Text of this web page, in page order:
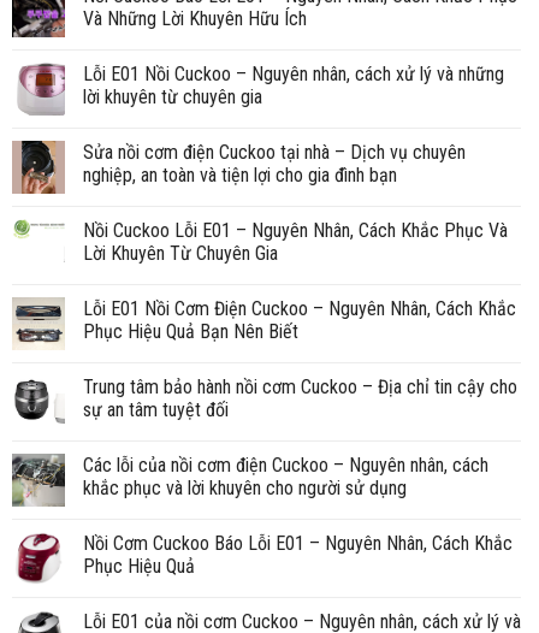
Và Những Lời Khuyên Hữu Ích
Lỗi E01 Nồi Cuckoo – Nguyên nhân, cách xử lý và những
lời khuyên từ chuyên gia
Sửa nồi cơm điện Cuckoo tại nhà – Dịch vụ chuyên
nghiệp, an toàn và tiện lợi cho gia đình bạn
Nồi Cuckoo Lỗi E01 – Nguyên Nhân, Cách Khắc Phục Và
Lời Khuyên Từ Chuyên Gia
Lỗi E01 Nồi Cơm Điện Cuckoo – Nguyên Nhân, Cách Khắc
Phục Hiệu Quả Bạn Nên Biết
Trung tâm bảo hành nồi cơm Cuckoo – Địa chỉ tin cậy cho
sự an tâm tuyệt đối
Các lỗi của nồi cơm điện Cuckoo – Nguyên nhân, cách
khắc phục và lời khuyên cho người sử dụng
Nồi Cơm Cuckoo Báo Lỗi E01 – Nguyên Nhân, Cách Khắc
Phục Hiệu Quả
Lỗi E01 của nồi cơm Cuckoo – Nguyên nhân, cách xử lý và